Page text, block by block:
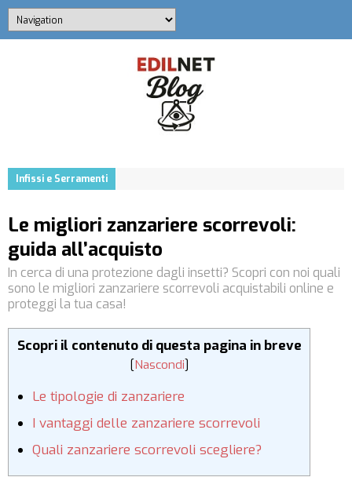
Infissi e Serramenti
Le migliori zanzariere scorrevoli:
guida all’acquisto
In cerca di una protezione dagli insetti? Scopri con noi quali
sono le migliori zanzariere scorrevoli acquistabili online e
proteggi la tua casa!
Scopri il contenuto di questa pagina in breve
[Nascondi]
Le tipologie di zanzariere
I vantaggi delle zanzariere scorrevoli
Quali zanzariere scorrevoli scegliere?